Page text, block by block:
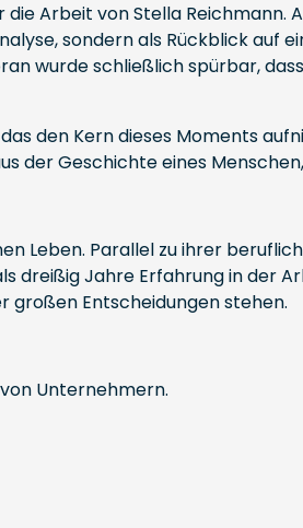
Arbeit von Stella
sondern als Rückblick auf
wurde schließlich spürbar,
den Kern dieses Moments
der Geschichte eines
Leben. Parallel zu ihrer
dreißig Jahre Erfahrung in der
großen Entscheidungen stehen.
Unternehmern.